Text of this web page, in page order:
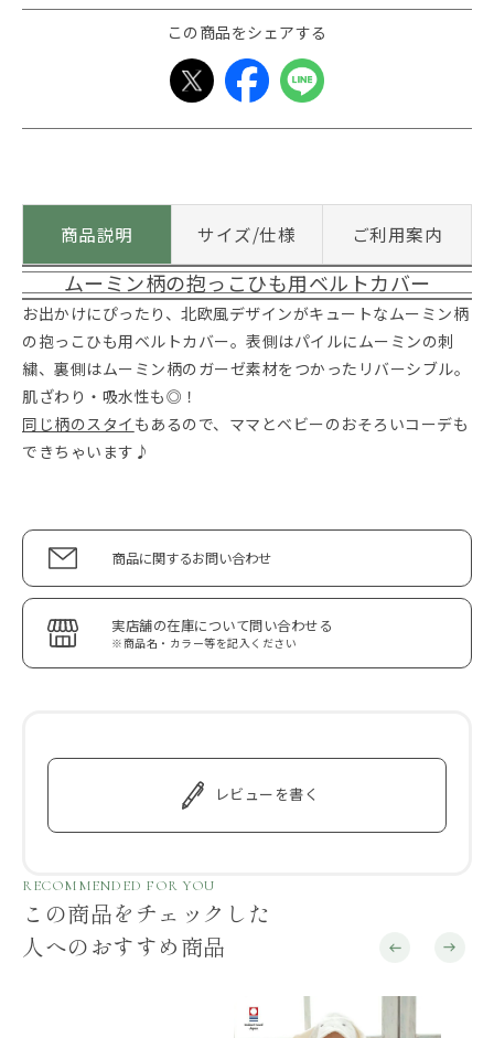
この商品をシェアする
商品説明 サイズ/仕様 ご利用案内
ムーミン柄の抱っこひも用ベルトカバー
お出かけにぴったり、北欧風デザインがキュートなムーミン柄
の抱っこひも用ベルトカバー。表側はパイルにムーミンの刺
繍、裏側はムーミン柄のガーゼ素材をつかったリバーシブル。
肌ざわり・吸水性も◎！
同じ柄のスタイ もあるので、ママとベビーのおそろいコーデも
できちゃいます♪
商品に関するお問い合わせ
実店舗の在庫について問い合わせる
※商品名・カラー等を記入ください
レビューを書く
RECOMMENDED FOR YOU
この商品をチェックした
人へのおすすめ商品